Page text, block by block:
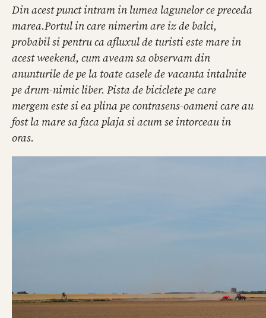
Din acest punct intram in lumea lagunelor ce preceda
marea.Portul in care nimerim are iz de balci,
probabil si pentru ca afluxul de turisti este mare in
acest weekend, cum aveam sa observam din
anunturile de pe la toate casele de vacanta intalnite
pe drum-nimic liber. Pista de biciclete pe care
mergem este si ea plina pe contrasens-oameni care au
fost la mare sa faca plaja si acum se intorceau in
oras.